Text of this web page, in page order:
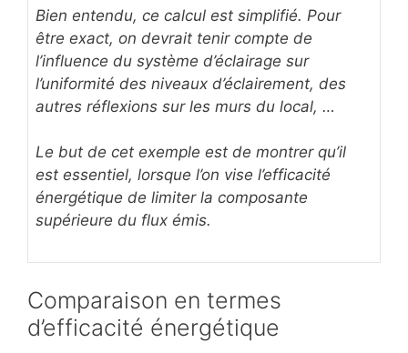
Bien entendu, ce calcul est simplifié. Pour
être exact, on devrait tenir compte de
l’influence du système d’éclairage sur
l’uniformité des niveaux d’éclairement, des
autres réflexions sur les murs du local, …
Le but de cet exemple est de montrer qu’il
est essentiel, lorsque l’on vise l’efficacité
énergétique de limiter la composante
supérieure du flux émis.
Comparaison en termes
d’efficacité énergétique